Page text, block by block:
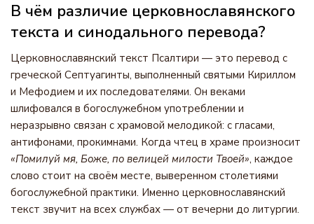
В чём различие церковнославянского
текста и синодального перевода?
Церковнославянский текст Псалтири — это перевод с
греческой Септуагинты, выполненный святыми Кириллом
и Мефодием и их последователями. Он веками
шлифовался в богослужебном употреблении и
неразрывно связан с храмовой мелодикой: с гласами,
антифонами, прокимнами. Когда чтец в храме произносит
«Помилуй мя, Боже, по велицей милости Твоей», каждое
слово стоит на своём месте, выверенном столетиями
богослужебной практики. Именно церковнославянский
текст звучит на всех службах — от вечерни до литургии.